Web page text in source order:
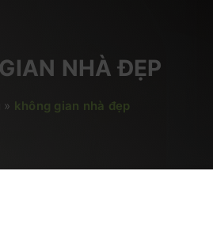
NHÀ ĐẸP
» không gian nhà đẹp